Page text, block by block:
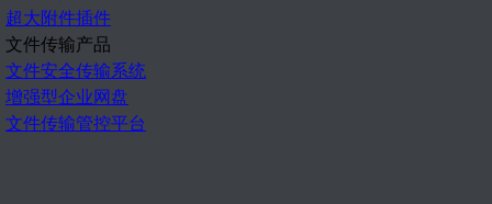
超大附件插件
文件传输产品
文件安全传输系统
增强型企业网盘
文件传输管控平台